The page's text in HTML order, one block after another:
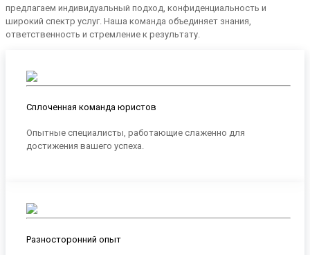
предлагаем индивидуальный подход, конфиденциальность и
широкий спектр услуг. Наша команда объединяет знания,
ответственность и стремление к результату.
Сплоченная команда юристов
Опытные специалисты, работающие слаженно для
достижения вашего успеха.
Разносторонний опыт